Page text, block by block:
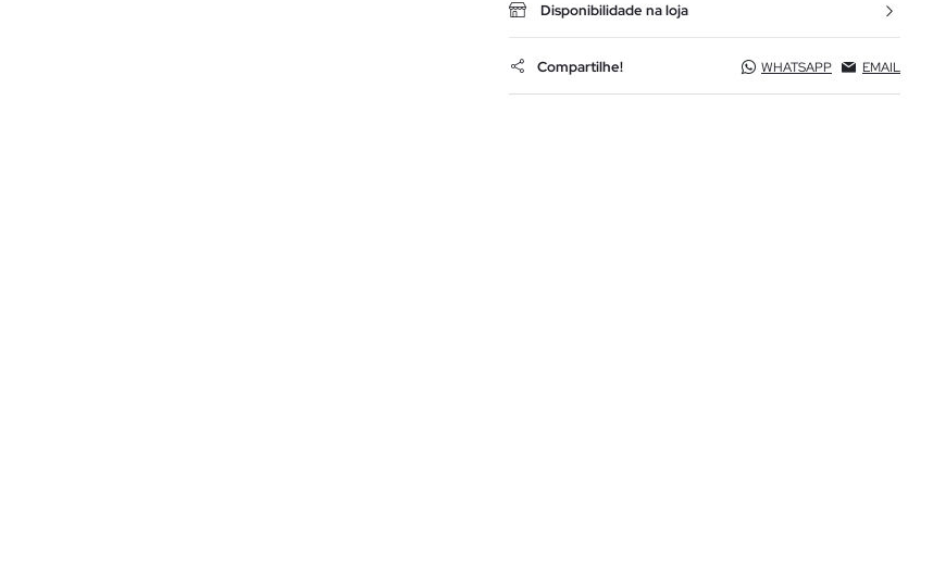
Disponibilidade na loja
Compartilhe! WHATSAPP EMAIL